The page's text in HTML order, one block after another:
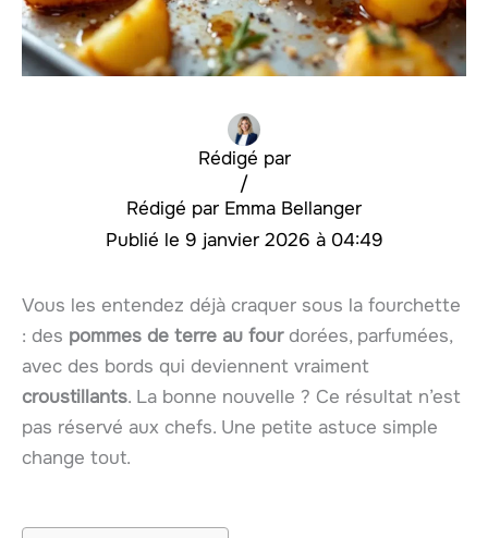
Rédigé par
Emma Bellanger
/
9 janvier 2026 à 04:49
Vous les entendez déjà craquer sous la fourchette
: des pommes de terre au fourdorées, parfumées,
avec des bords qui deviennent vraiment
croustillants. La bonne nouvelle ? Ce résultat n’est
pas réservé aux chefs. Une petite astuce simple
change tout.